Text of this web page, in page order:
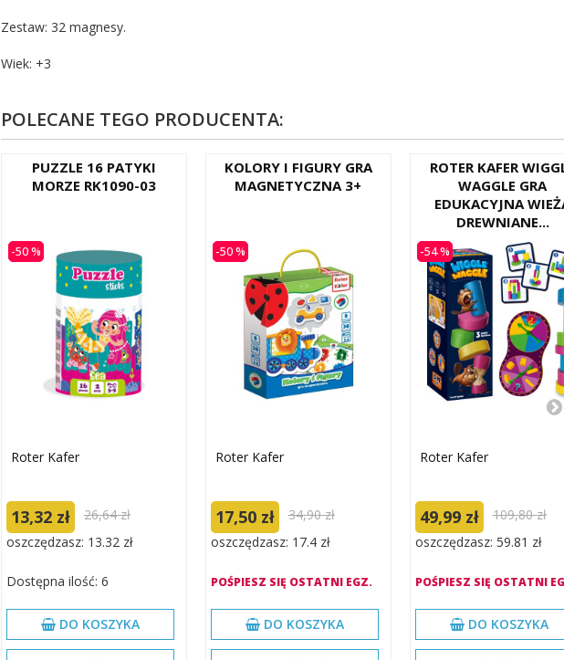
Zestaw: 32 magnesy.
Wiek: +3
POLECANE TEGO PRODUCENTA:
PUZZLE 16 PATYKI
MORZE RK1090-03
-50 %
Roter Kafer
13,32 zł
26,64 zł
oszczędzasz: 13.32 zł
Dostępna ilość: 6
DO KOSZYKA
KOLORY I FIGURY GRA
MAGNETYCZNA 3+
-50 %
Roter Kafer
17,50 zł
34,90 zł
oszczędzasz: 17.4 zł
POŚPIESZ SIĘ OSTATNI EGZ.
DO KOSZYKA
ROTER KAFER
WAGGLE GRA
EDUKACYJNA
DREWNIANE...
-54 %
Roter Kafer
49,99 zł
109,80 zł
oszczędzasz: 59.81 zł
POŚPIESZ SIĘ OSTATNI
DO KOSZYKA